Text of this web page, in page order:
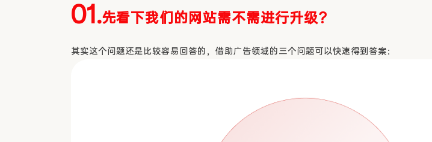
01.先看下我们的网站需不需进行升级？
其实这个问题还是比较容易回答的，借助广告领域的三个问题可以快速得到答案：